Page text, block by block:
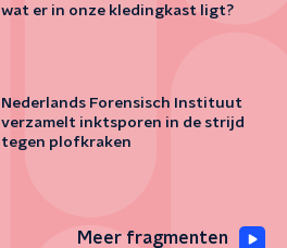
wat er in onze kledingkast ligt?
Nederlands Forensisch Instituut
verzamelt inktsporen in de strijd
tegen plofkraken
Meer fragmenten